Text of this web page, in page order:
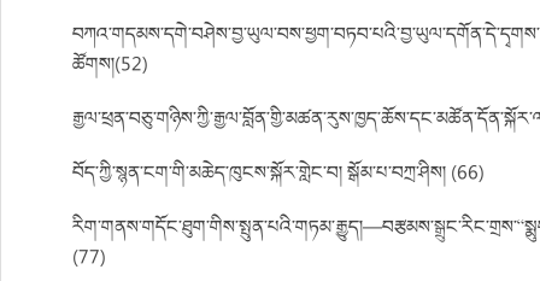
ཚོགས།(52)
བོད་ཀྱི་སྙན་ངག་གི་མཆེད་ཁུངས་སྐོར་གླེང་བ། སྒོམ་པ་བཀྲ་ཤིས། (66)
(77)